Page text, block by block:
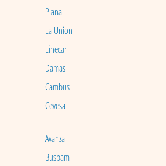
Plana
La Union
Linecar
Damas
Cambus
Cevesa
Avanza
Busbam